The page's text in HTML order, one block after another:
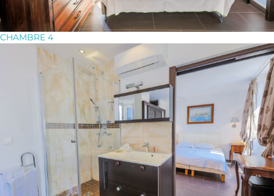
CHAMBRE 4